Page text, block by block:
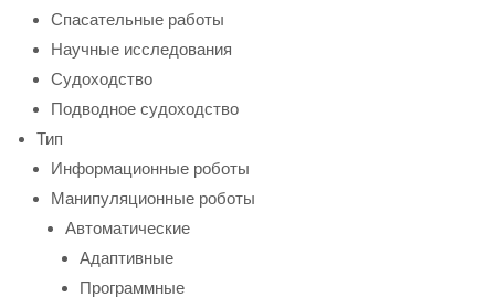
Спасательные работы
Научные исследования
Судоходство
Подводное судоходство
Тип
Информационные роботы
Манипуляционные роботы
Автоматические
Адаптивные
Программные